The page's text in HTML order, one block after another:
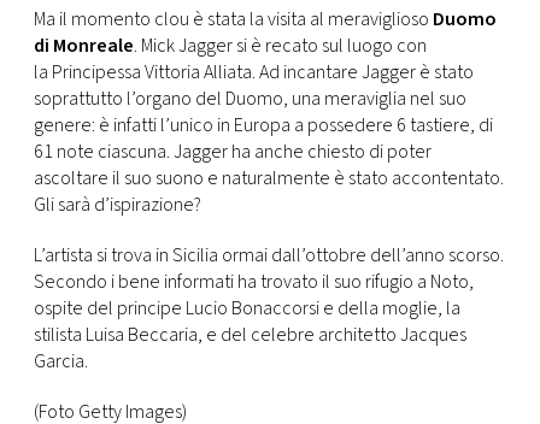
Ma il momento clou è stata la visita al meraviglioso Duomo
di Monreale. Mick Jagger si è recato sul luogo con
la Principessa Vittoria Alliata. Ad incantare Jagger è stato
soprattutto l’organo del Duomo, una meraviglia nel suo
genere: è infatti l’unico in Europa a possedere 6 tastiere, di
61 note ciascuna. Jagger ha anche chiesto di poter
ascoltare il suo suono e naturalmente è stato accontentato.
Gli sarà d’ispirazione?
L’artista si trova in Sicilia ormai dall’ottobre dell’anno scorso.
Secondo i bene informati ha trovato il suo rifugio a Noto,
ospite del principe Lucio Bonaccorsi e della moglie, la
stilista Luisa Beccaria, e del celebre architetto Jacques
Garcia.
(Foto Getty Images)